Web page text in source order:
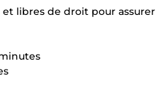
libres de droit pour assurer